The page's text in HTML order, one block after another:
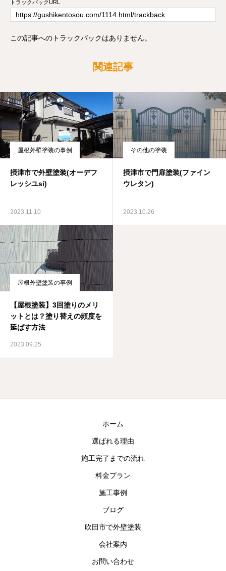
トラックバックURL
この記事へのトラックバックはありません。
関連記事
屋根外壁塗装の事例
摂津市で外壁塗装(オーデフ
レッシユsi)
2023.11.10
その他の塗装
摂津市で門扉塗装(ファイン
ウレタン)
2023.10.26
屋根外壁塗装の事例
【屋根塗装】3回塗りのメリ
ットとは？塗り替えの頻度を
延ばす方法
2023.09.25
ホーム
選ばれる理由
施工完了までの流れ
料金プラン
施工事例
ブログ
吹田市で外壁塗装
会社案内
お問い合わせ